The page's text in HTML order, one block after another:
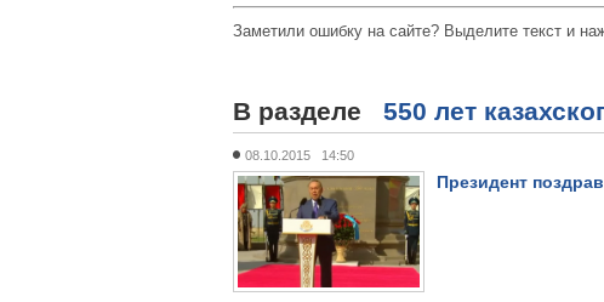
Заметили ошибку на сайте? Выделите текст и
В разделе 550 лет
08.10.2015 14:50
Президент